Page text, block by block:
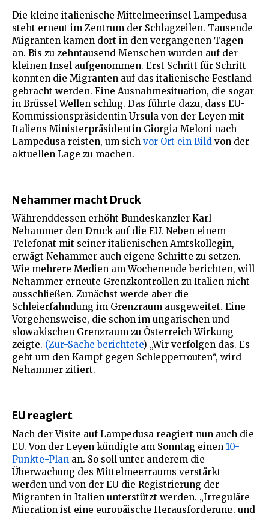
Die kleine italienische Mittelmeerinsel Lampedusa
steht erneut im Zentrum der Schlagzeilen. Tausende
Migranten kamen dort in den vergangenen Tagen
an. Bis zu zehntausend Menschen wurden auf der
kleinen Insel aufgenommen. Erst Schritt für Schritt
konnten die Migranten auf das italienische Festland
gebracht werden. Eine Ausnahmesituation, die sogar
in Brüssel Wellen schlug. Das führte dazu, dass EU-
Kommissionspräsidentin Ursula von der Leyen mit
Italiens Ministerpräsidentin Giorgia Meloni nach
Lampedusa reisten, um sich vor Ort ein Bild von der
aktuellen Lage zu machen.
Nehammer macht Druck
Währenddessen erhöht Bundeskanzler Karl
Nehammer den Druck auf die EU. Neben einem
Telefonat mit seiner italienischen Amtskollegin,
erwägt Nehammer auch eigene Schritte zu setzen.
Wie mehrere Medien am Wochenende berichten, will
Nehammer erneute Grenzkontrollen zu Italien nicht
ausschließen. Zunächst werde aber die
Schleierfahndung im Grenzraum ausgeweitet. Eine
Vorgehensweise, die schon im ungarischen und
slowakischen Grenzraum zu Österreich Wirkung
zeigte. (Zur-Sache berichtete) „Wir verfolgen das. Es
geht um den Kampf gegen Schlepperrouten“, wird
Nehammer zitiert.
EU reagiert
Nach der Visite auf Lampedusa reagiert nun auch die
EU. Von der Leyen kündigte am Sonntag einen 10-
Punkte-Plan an. So soll unter anderem die
Überwachung des Mittelmeerraums verstärkt
werden und von der EU die Registrierung der
Migranten in Italien unterstützt werden. „Irreguläre
Migration ist eine europäische Herausforderung, und